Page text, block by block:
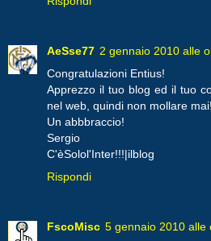
AeSse77 2 gennaio 2010 alle
Congratulazioni Entius!
Apprezzo il tuo blog ed il tuo
nel web, quindi non mollare
Un abbbraccio!
Sergio
C'èSolol'Inter!!!|ilblog
Rispondi
FscoMisc 5 gennaio 2010 alle